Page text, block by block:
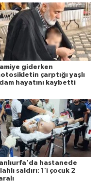
giderken
çarptığı yaşlı
hayatını kaybetti
hastanede
saldırı: 1'i çocuk 2